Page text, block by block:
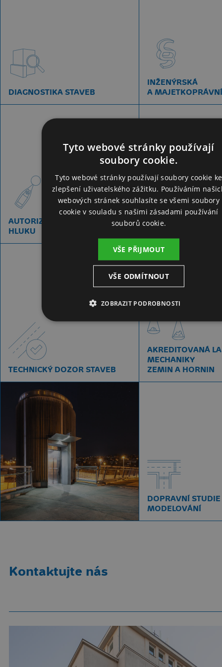
DIAGNOSTIKA STAVEB
INŽENÝRSKÁ
A
AUTORIZOVANÁ LABORATOŘ
HLUKU
TECHNICKÝ DOZOR STAVEB
AKREDITOVANÁ
MECHANIKY
ZEMIN A HORNIN
DOPRAVNÍ STUDIE
MODELOVÁNÍ
Kontaktujte nás
Tyto webové stránky používají
soubory cookie.
Tyto webové stránky používají soubory cookie ke
zlepšení uživatelského zážitku. Používáním
webových stránek souhlasíte se všemi soubory
cookie v souladu s našimi zásadami používání
souborů cookie.
VŠE PŘIJMOUT
VŠE ODMÍTNOUT
ZOBRAZIT PODROBNOSTI